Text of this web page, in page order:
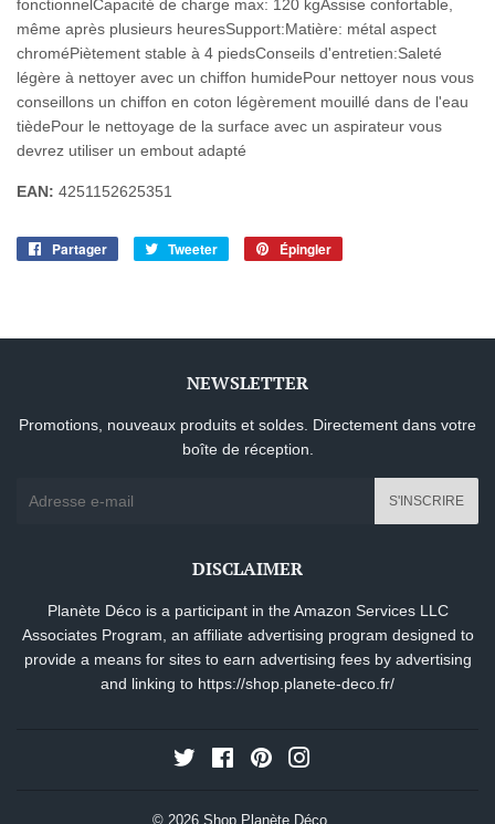
fonctionnelCapacité de charge max: 120 kgAssise confortable,
même après plusieurs heuresSupport:Matière: métal aspect
chroméPiètement stable à 4 piedsConseils d'entretien:Saleté
légère à nettoyer avec un chiffon humidePour nettoyer nous vous
conseillons un chiffon en coton légèrement mouillé dans de l'eau
tièdePour le nettoyage de la surface avec un aspirateur vous
devrez utiliser un embout adapté
EAN: 4251152625351
Partager
PartagerTweeter
Tweeter
Épingler
NEWSLETTER
Promotions, nouveaux produits et soldes. Directement dans votre
boîte de réception.
S'INSCRIRE
DISCLAIMER
Planète Déco is a participant in the Amazon Services LLC
Associates Program, an affiliate advertising program designed to
provide a means for sites to earn advertising fees by advertising
and linking to https://shop.planete-deco.fr/
Twitter FacebookPinterest
© 2026 Shop Planète Déco